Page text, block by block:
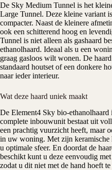
De Sky Medium Tunnel is het
Large Tunnel. Deze kleine variant
compacter. Naast de kleinere
ook een schitterend hoog en
Tunnel is niet alleen als gashaard
ethanolhaard. Ideaal als u een
graag gasloos wilt wonen. De
standaard houtset of een donkere
naar ieder interieur.
Wat deze haard uniek maakt
De Element4 Sky bio-
complete inbouwunit bestaat uit
een prachtig vuurzicht heeft, maar
in uw woning. Met zijn keramische
u optimale sfeer. En doordat de
beschikt kunt u deze eenvoudig
zodat u dit niet met de hand hoeft te